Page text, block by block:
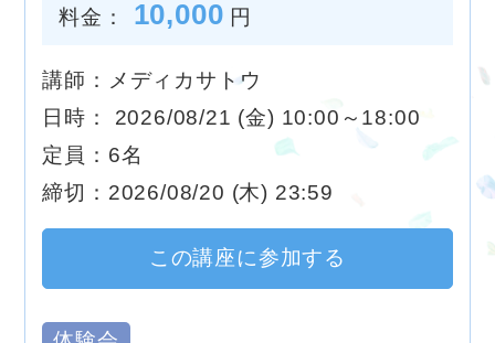
料金： 10,000 円
講師：メディカサトウ
日時： 2026/08/21 (金) 10:00～18:00
定員：6名
締切：2026/08/20 (木) 23:59
この講座に参加する